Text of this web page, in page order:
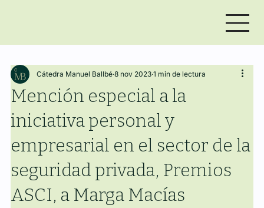
Mención especial a la
iniciativa personal y
empresarial en el sector de la
seguridad privada, Premios
ASCI, a Marga Macías
Cátedra Manuel Ballbé 8 nov 2023 1 min de lectura